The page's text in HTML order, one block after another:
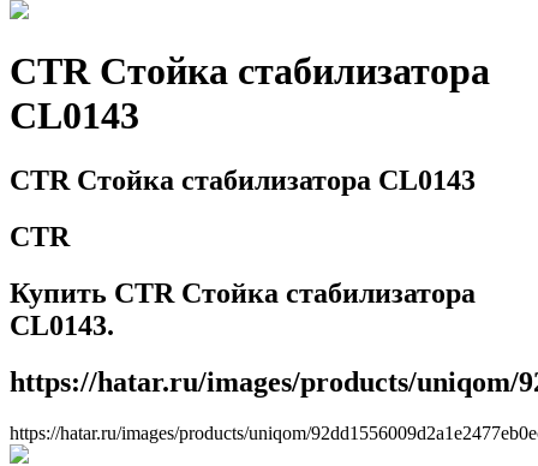
CTR Стойка стабилизатора
CL0143
CTR Стойка стабилизатора CL0143
CTR
Купить CTR Стойка стабилизатора
CL0143.
https://hatar.ru/images/products/uniqom/
https://hatar.ru/images/products/uniqom/